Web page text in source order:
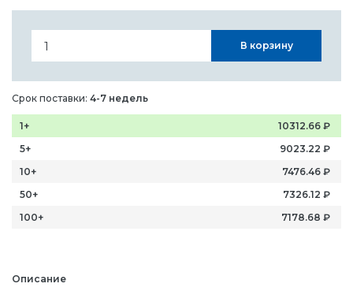
Описание
В корзину
Срок поставки: 4-7 недель
1+ 10312.66 ₽
5+
9023.22 ₽
10+
7476.46 ₽
50+
7326.12 ₽
100+
7178.68 ₽